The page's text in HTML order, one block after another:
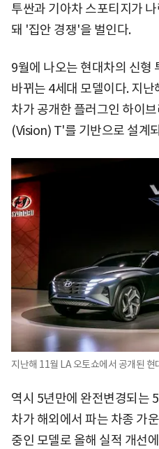
투싼과 기아차 스포티지가
돼 '집안 경쟁'을 벌인다.
9월에 나오는 현대차의 신형
바뀌는 4세대 모델이다. 지
차가 공개한 플러그인 하이
(Vision) T'를 기반으로 설계
지난해 11월 LA 오토쇼에서 공개된
역시 5년만에 완전변경되는
차가 해외에서 파는 차종 가
중인 모델로 올해 실적 개선